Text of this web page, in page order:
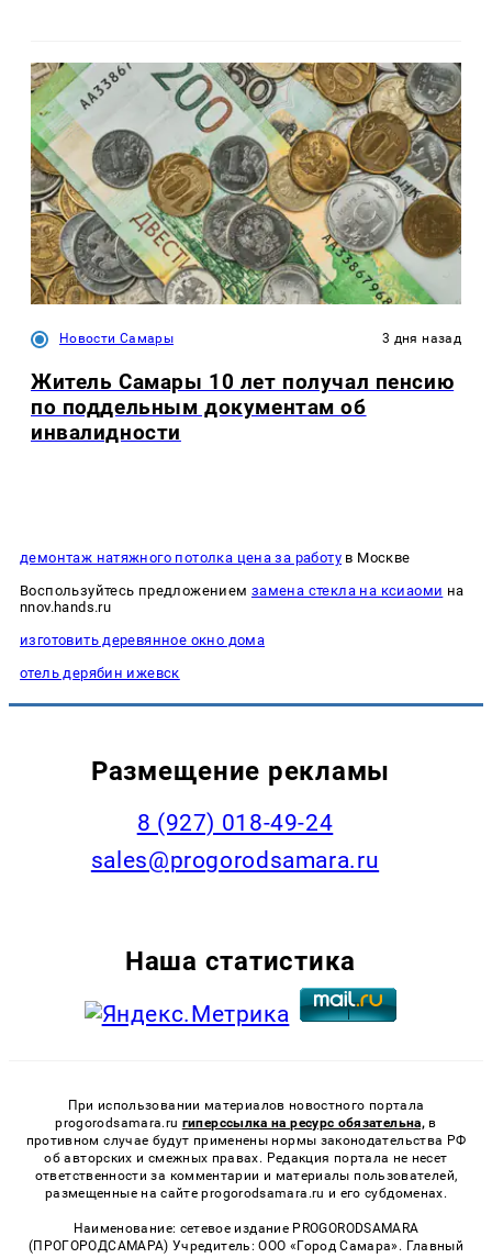
Новости Самары 3 дня назад
Житель Самары 10 лет получал пенсию
по поддельным документам об
инвалидности
демонтаж натяжного потолка цена за работу в Москве
Воспользуйтесь предложением замена стекла на ксиаоми на
nnov.hands.ru
изготовить деревянное окно дома
отель дерябин ижевск
Размещение рекламы
8 (927) 018-49-24
sales@progorodsamara.ru
Наша статистика
При использовании материалов новостного портала
progorodsamara.ru гиперссылка на ресурс обязательна, в
противном случае будут применены нормы законодательства РФ
об авторских и смежных правах. Редакция портала не несет
ответственности за комментарии и материалы пользователей,
размещенные на сайте progorodsamara.ru и его субдоменах.
Наименование: сетевое издание PROGORODSAMARA
(ПРОГОРОДСАМАРА) Учредитель: ООО «Город Самара». Главный